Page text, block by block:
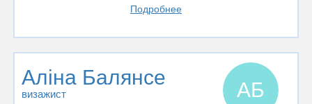
Подробнее
Аліна Балянсе
визажист АБ